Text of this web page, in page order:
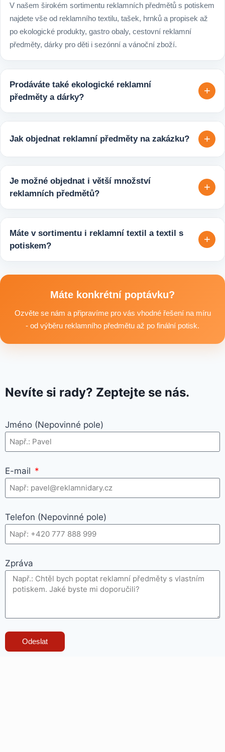
V našem širokém sortimentu reklamních předmětů s potiskem
najdete vše od reklamního textilu, tašek, hrnků a propisek až
po ekologické produkty, gastro obaly, cestovní reklamní
předměty, dárky pro děti i sezónní a vánoční zboží.
Prodáváte také ekologické reklamní
předměty a dárky?
+
reklamních předmětů. K dispozici jsou i ekologicky udržitelné
varianty, které jsou vhodné pro firmy, jež chtějí spojit svojí
propagaci s odpovědným přístupem k životnímu prostředí.
Jak objednat reklamní předměty na zakázku? +
počtem kusů a představou o potisku. Následně si s vámi
upřesníme doplňující detaily, doporučíme vhodné varianty
Je možné objednat i větší množství
reklamních předmětů?
+
tisíců kusů pro firmy, eventy, gastro provozy nebo dlouhodobé
reklamní kampaně. Připravíme ideální řešení podle rozpočtu,
Máte v sortimentu i reklamní textil a textil s
potiskem?
+
textilní produkty vhodné pro branding, promo akce i firemní
Máte konkrétní poptávku?
Ozvěte se nám a připravíme pro vás vhodné řešení na míru
- od výběru reklamního předmětu až po finální potisk.
Nevíte si rady? Zeptejte se nás.
Jméno (Nepovinné pole)
E-mail
Telefon (Nepovinné pole)
Zpráva
Odeslat